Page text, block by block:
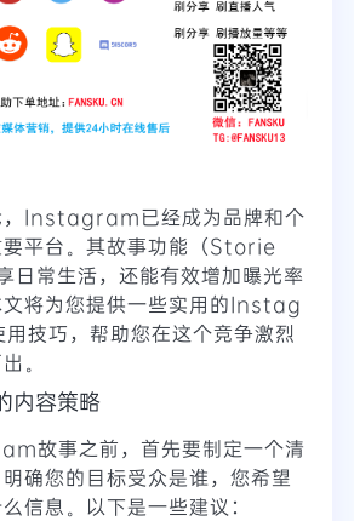
，Instagram已经成为品牌和个
要平台。其故事功能（Storie
日常生活，还能有效增加曝光率
文将为您提供一些实用的Instag
技巧，帮助您在这个竞争激烈
。
内容策略
故事之前，首先要制定一个清
确您的目标受众是谁，您希望
信息。以下是一些建议：